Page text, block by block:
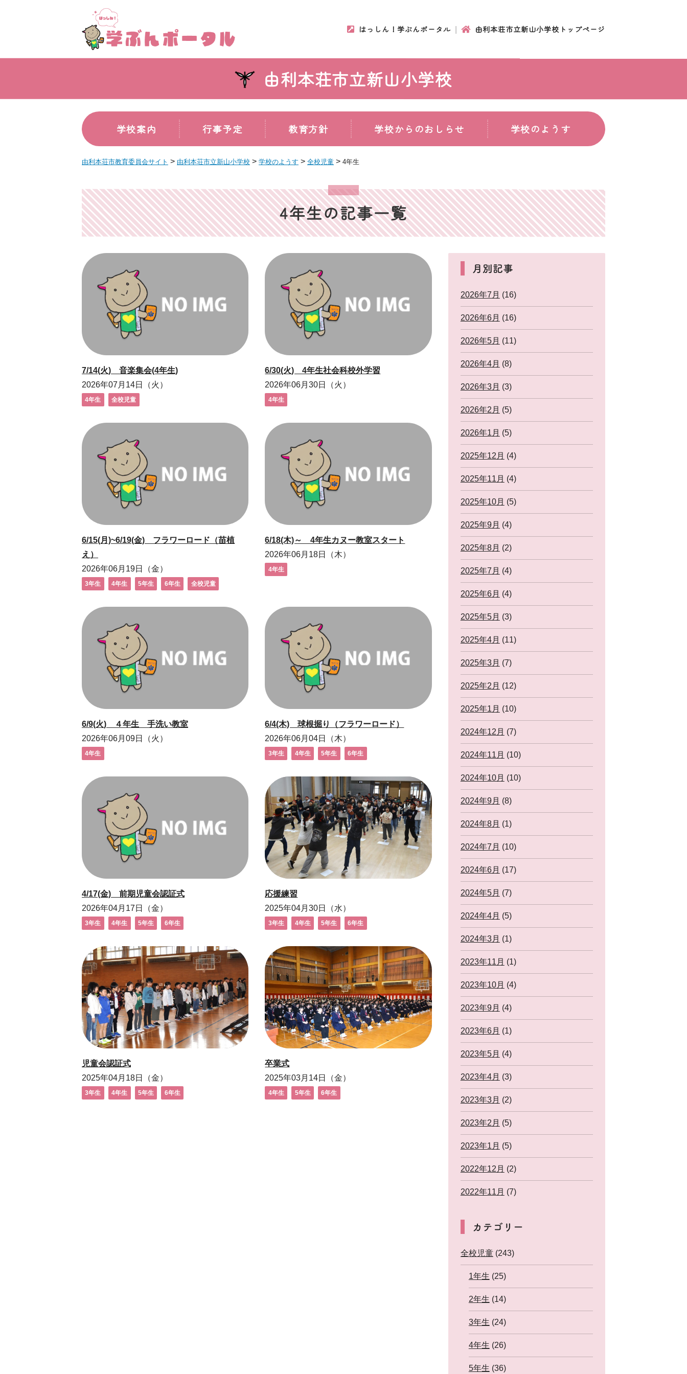
はっしん！学ぶんポータル 由利本荘市立新山小学校トップページ
由利本荘市立新山小学校
学校案内 行事予定 教育方針 学校からのおしらせ 学校のようす
由利本荘市教育委員会サイト > 由利本荘市立新山小学校 > 学校のようす > 全校児童 > 4年生
4年生の記事一覧
7/14(火) 音楽集会(4年生)
2026年07月14日（火）
4年生 全校児童
6/30(火) 4年生社会科校外学習
2026年06月30日（火）
4年生
6/15(月)~6/19(金) フラワーロード（苗植
え）
2026年06月19日（金）
3年生 4年生 5年生 6年生 全校児童
6/18(木)～ 4年生カヌー教室スタート
2026年06月18日（木）
4年生
6/9(火) ４年生 手洗い教室
2026年06月09日（火）
4年生
6/4(木) 球根掘り（フラワーロード）
2026年06月04日（木）
3年生 4年生 5年生 6年生
4/17(金) 前期児童会認証式
2026年04月17日（金）
3年生 4年生 5年生 6年生
応援練習
2025年04月30日（水）
3年生 4年生 5年生 6年生
児童会認証式
2025年04月18日（金）
3年生 4年生 5年生 6年生
卒業式
2025年03月14日（金）
4年生 5年生 6年生
月別記事
2026年7月 (16)
2026年6月 (16)
2026年5月 (11)
2026年4月 (8)
2026年3月 (3)
2026年2月 (5)
2026年1月 (5)
2025年12月 (4)
2025年11月 (4)
2025年10月 (5)
2025年9月 (4)
2025年8月 (2)
2025年7月 (4)
2025年6月 (4)
2025年5月 (3)
2025年4月 (11)
2025年3月 (7)
2025年2月 (12)
2025年1月 (10)
2024年12月 (7)
2024年11月 (10)
2024年10月 (10)
2024年9月 (8)
2024年8月 (1)
2024年7月 (10)
2024年6月 (17)
2024年5月 (7)
2024年4月 (5)
2024年3月 (1)
2023年11月 (1)
2023年10月 (4)
2023年9月 (4)
2023年6月 (1)
2023年5月 (4)
2023年4月 (3)
2023年3月 (2)
2023年2月 (5)
2023年1月 (5)
2022年12月 (2)
2022年11月 (7)
カテゴリー
全校児童(243)
1年生 (25)
2年生 (14)
3年生 (24)
4年生 (26)
5年生 (36)